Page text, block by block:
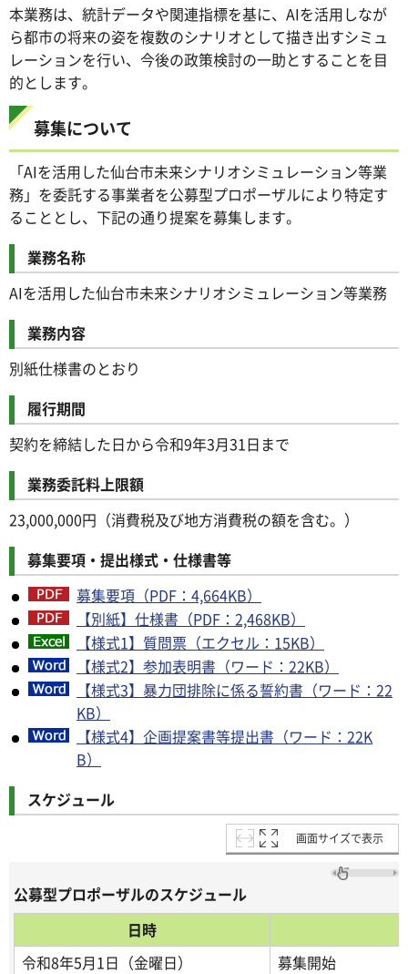
本業務は、統計データや関連指標を基に、AIを活用しなが
ら都市の将来の姿を複数のシナリオとして描き出すシミュ
レーションを行い、今後の政策検討の一助とすることを目
的とします。
募集について
「AIを活用した仙台市未来シナリオシミュレーション等業
務」を委託する事業者を公募型プロポーザルにより特定す
ることとし、下記の通り提案を募集します。
業務名称
AIを活用した仙台市未来シナリオシミュレーション等業務
業務内容
別紙仕様書のとおり
履行期間
契約を締結した日から令和9年3月31日まで
業務委託料上限額
23,000,000円（消費税及び地方消費税の額を含む。）
募集要項・提出様式・仕様書等
募集要項（PDF：4,664KB）
【別紙】仕様書（PDF：2,468KB）
【様式1】質問票（エクセル：15KB）
【様式2】参加表明書（ワード：22KB）
【様式3】暴力団排除に係る誓約書（ワード：22
KB）
【様式4】企画提案書等提出書（ワード：22K
B）
スケジュール
画面サイズで表示
公募型プロポーザルのスケジュール
日時
令和8年5月1日（金曜日）
募集開始